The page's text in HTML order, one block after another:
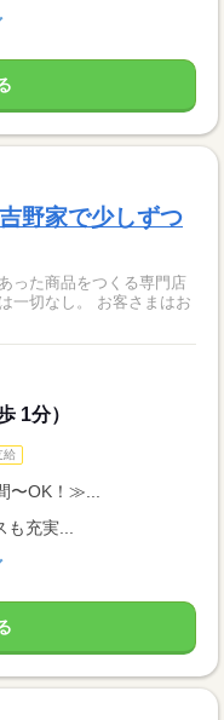
野家で少しずつ
った商品をつくる専門店
お客さまはお
1分）
給
〜OK！≫...
充実...